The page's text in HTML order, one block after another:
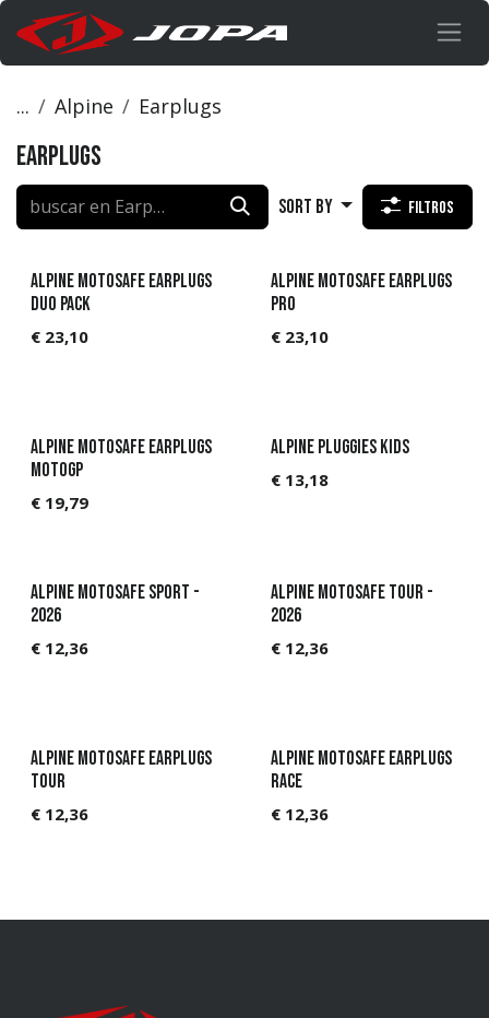
Ir al contenido
... Alpine Earplugs
Earplugs
Sort By Filtros
Alpine MotoSafe earplugs
Duo Pack
€ 23,10
Alpine MotoSafe earplugs
PRO
€ 23,10
Alpine MotoSafe earplugs
MotoGP
€ 19,79
Alpine Pluggies Kids
€ 13,18
Alpine MotoSafe Sport -
2026
€ 12,36
Alpine MotoSafe Tour -
2026
€ 12,36
Alpine MotoSafe earplugs
TOUR
€ 12,36
Alpine MotoSafe earplugs
RACE
€ 12,36